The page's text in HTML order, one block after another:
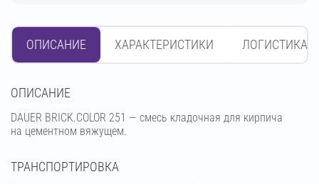
ОПИСАНИЕ ХАРАКТЕРИСТИКИ ЛОГИСТИКА
OПИСАНИЕ
DAUER BRICK.COLOR 251 — смесь кладочная для кирпича
на цементном вяжущем.
ТРАНСПОРТИРОВКА